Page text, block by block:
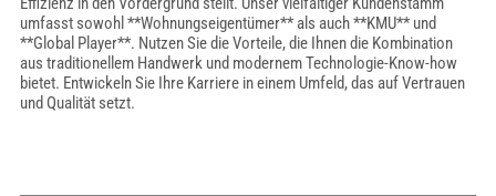
umfasst sowohl **Wohnungseigentümer** als auch **KMU** und
**Global Player**. Nutzen Sie die Vorteile, die Ihnen die Kombination
aus traditionellem Handwerk und modernem Technologie-Know-how
bietet. Entwickeln Sie Ihre Karriere in einem Umfeld, das auf Vertrauen
und Qualität setzt.